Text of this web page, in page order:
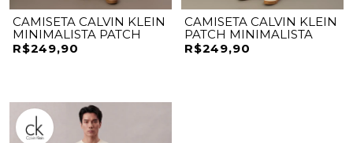
CAMISETA CALVIN KLEIN
MINIMALISTA PATCH
R$249,90
CAMISETA CALVIN KLEIN
PATCH MINIMALISTA
R$249,90